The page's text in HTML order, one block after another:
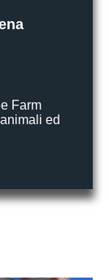
Farm
ed